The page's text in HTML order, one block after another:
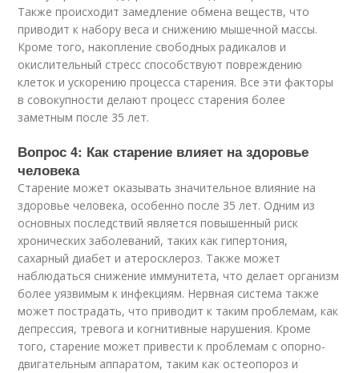
Также происходит замедление обмена веществ, что
приводит к набору веса и снижению мышечной массы.
Кроме того, накопление свободных радикалов и
окислительный стресс способствуют повреждению
клеток и ускорению процесса старения. Все эти факторы
в совокупности делают процесс старения более
заметным после 35 лет.
Вопрос 4: Как старение влияет на здоровье
человека
Старение может оказывать значительное влияние на
здоровье человека, особенно после 35 лет. Одним из
основных последствий является повышенный риск
хронических заболеваний, таких как гипертония,
сахарный диабет и атеросклероз. Также может
наблюдаться снижение иммунитета, что делает организм
более уязвимым к инфекциям. Нервная система также
может пострадать, что приводит к таким проблемам, как
депрессия, тревога и когнитивные нарушения. Кроме
того, старение может привести к проблемам с опорно-
двигательным аппаратом, таким как остеопороз и